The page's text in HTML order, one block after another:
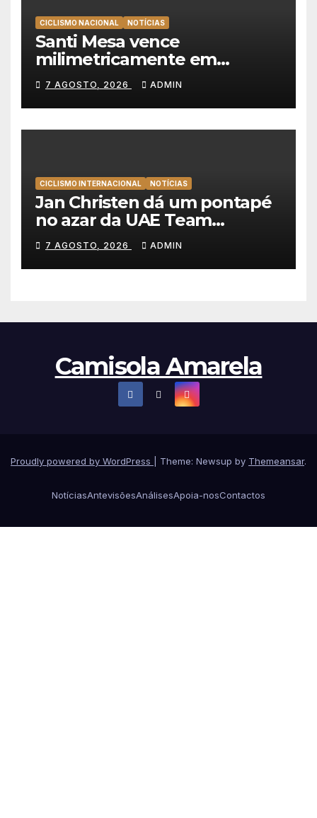
CICLISMO NACIONAL NOTÍCIAS
Santi Mesa vence
milimetricamente em
Albufeira, Rui Oliveira
mantém a amarela da Volta a
Portugal
7 AGOSTO, 2026 ADMIN
CICLISMO INTERNACIONAL NOTÍCIAS
Jan Christen dá um pontapé
no azar da UAE Team
Emirates e vence na Volta a
Polónia
7 AGOSTO, 2026 ADMIN
Camisola Amarela
Proudly powered by WordPress Theme: Newsup by Themeansar.
NotíciasAntevisõesAnálisesApoia-nosContactos